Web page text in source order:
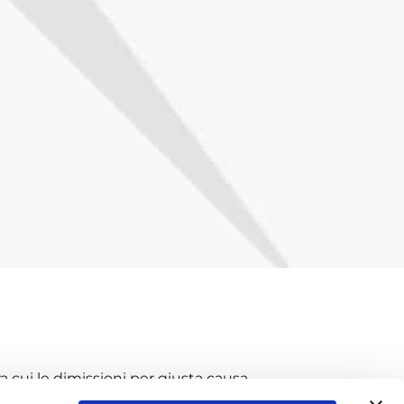
le dimissioni per giusta causa.